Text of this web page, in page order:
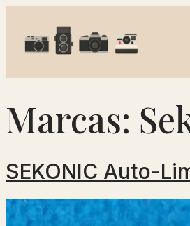
Marcas:
SEKONIC Auto-